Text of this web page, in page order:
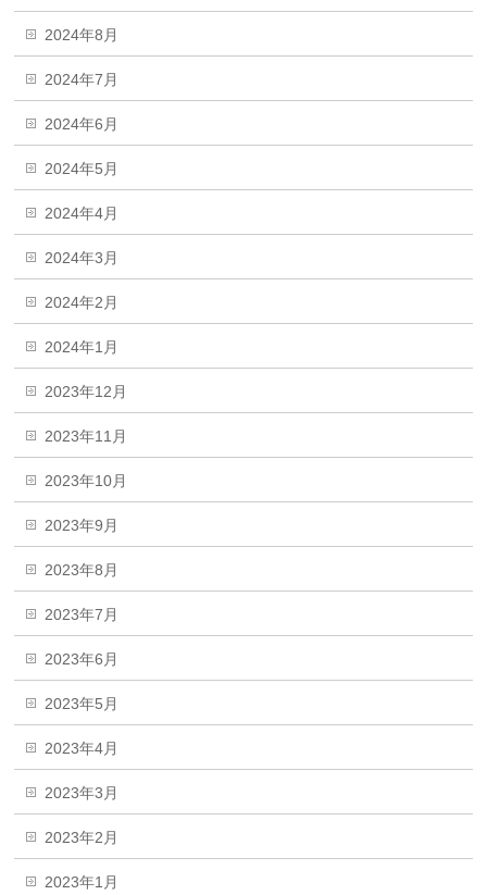
2024年8月
2024年7月
2024年6月
2024年5月
2024年4月
2024年3月
2024年2月
2024年1月
2023年12月
2023年11月
2023年10月
2023年9月
2023年8月
2023年7月
2023年6月
2023年5月
2023年4月
2023年3月
2023年2月
2023年1月